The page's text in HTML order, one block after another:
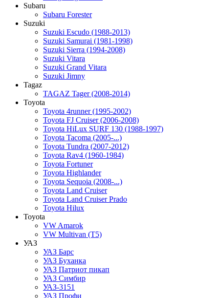
Subaru
Subaru Forester
Suzuki
Suzuki Escudo (1988-2013)
Suzuki Samurai (1981-1998)
Suzuki Sierra (1994-2008)
Suzuki Vitara
Suzuki Grand Vitara
Suzuki Jimny
Tagaz
TAGAZ Tager (2008-2014)
Toyota
Toyota 4runner (1995-2002)
Toyota FJ Cruiser (2006-2008)
Toyota HiLux SURF 130 (1988-1997)
Toyota Tacoma (2005-...)
Toyota Tundra (2007-2012)
Toyota Rav4 (1960-1984)
Toyota Fortuner
Toyota Highlander
Toyota Sequoia (2008-...)
Toyota Land Cruiser
Toyota Land Cruiser Prado
Toyota Hilux
Toyota
VW Amarok
VW Multivan (T5)
УАЗ
УАЗ Барс
УАЗ Буханка
УАЗ Патриот пикап
УАЗ Симбир
УАЗ-3151
УАЗ Профи